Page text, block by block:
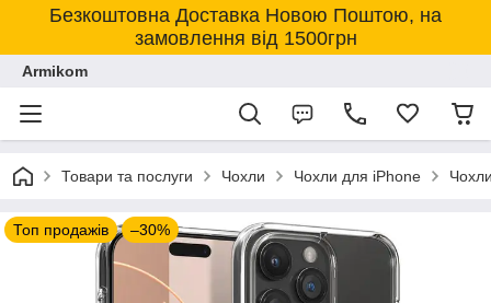
Безкоштовна Доставка Новою Поштою, на
замовлення від 1500грн
Armikom
Товари та послуги Чохли Чохли для iPhone
Топ продажів –30%